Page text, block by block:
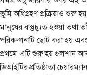
ভূমি অধিগ্রহণ প্রক্রিয়াও শুরু
মানুষের বাস্তুচ্যুত হওয়া তথা
পরিকল্পনাটি ছোট করা হয় এবং
প্রথমে এটি শুরু হয় গুলশান
ডিআইটির প্রতিষ্ঠাতা